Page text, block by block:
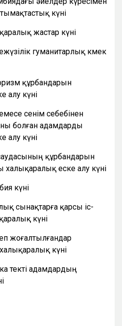
күні
жастар күні
гуманитарлық көмек
құрбандарын
алу күні
сенім себебінен
болған адамдарды
алу күні
құрбандарын
еске алу күні
күні
сынақтарға қарсы іс-
күні
жоғалтылғандар
күні
текті адамдардың